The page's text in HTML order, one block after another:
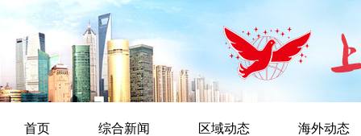
首页 综合新闻 区域动态 海外动态